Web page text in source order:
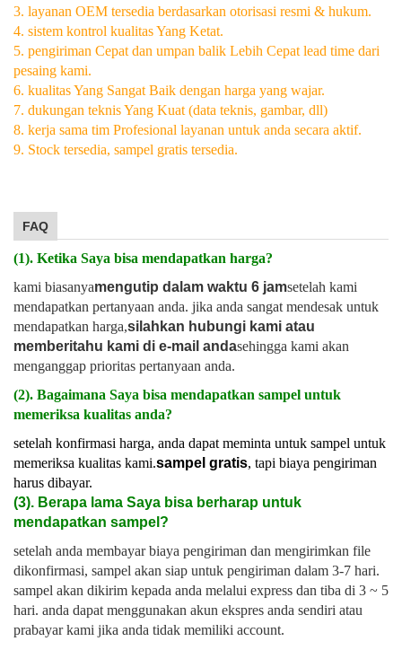
3. layanan OEM tersedia berdasarkan otorisasi resmi & hukum.
4. sistem kontrol kualitas Yang Ketat.
5. pengiriman Cepat dan umpan balik Lebih Cepat lead time dari
pesaing kami.
6. kualitas Yang Sangat Baik dengan harga yang wajar.
7. dukungan teknis Yang Kuat (data teknis, gambar, dll)
8. kerja sama tim Profesional layanan untuk anda secara aktif.
9. Stock tersedia, sampel gratis tersedia.
FAQ
(1). Ketika Saya bisa mendapatkan harga?
kami biasanyamengutip dalam waktu 6 jamsetelah kami
mendapatkan pertanyaan anda. jika anda sangat mendesak untuk
mendapatkan harga,silahkan hubungi kami atau
memberitahu kami di e-mail andasehingga kami akan
menganggap prioritas pertanyaan anda.
(2). Bagaimana Saya bisa mendapatkan sampel untuk
memeriksa kualitas anda?
setelah konfirmasi harga, anda dapat meminta untuk sampel untuk
memeriksa kualitas kami.sampel gratis, tapi biaya pengiriman
harus dibayar.
(3). Berapa lama Saya bisa berharap untuk
mendapatkan sampel?
setelah anda membayar biaya pengiriman dan mengirimkan file
dikonfirmasi, sampel akan siap untuk pengiriman dalam 3-7 hari.
sampel akan dikirim kepada anda melalui express dan tiba di 3 ~ 5
hari. anda dapat menggunakan akun ekspres anda sendiri atau
prabayar kami jika anda tidak memiliki account.